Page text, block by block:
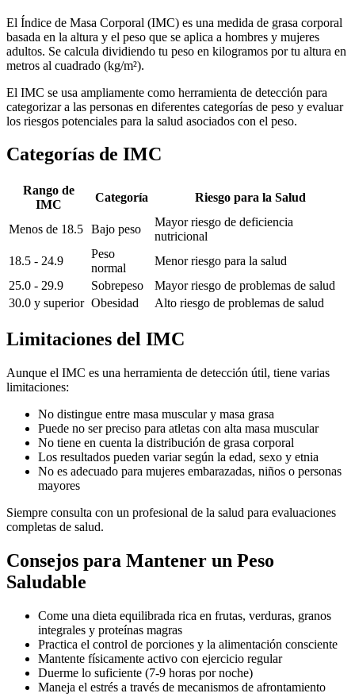
El Índice de Masa Corporal (IMC) es una medida de grasa corporal
basada en la altura y el peso que se aplica a hombres y mujeres
adultos. Se calcula dividiendo tu peso en kilogramos por tu altura en
metros al cuadrado (kg/m²).
El IMC se usa ampliamente como herramienta de detección para
categorizar a las personas en diferentes categorías de peso y evaluar
los riesgos potenciales para la salud asociados con el peso.
Categorías de IMC
Rango de
IMC
Categoría Riesgo para la Salud
Menos de 18.5 Bajo peso
Mayor riesgo de deficiencia
nutricional
18.5 - 24.9
Peso
normal
Menor riesgo para la salud
25.0 - 29.9
Sobrepeso
Mayor riesgo de problemas de salud
30.0 y superior Obesidad Alto riesgo de problemas de salud
Limitaciones del IMC
Aunque el IMC es una herramienta de detección útil, tiene varias
limitaciones:
No distingue entre masa muscular y masa grasa
Puede no ser preciso para atletas con alta masa muscular
No tiene en cuenta la distribución de grasa corporal
Los resultados pueden variar según la edad, sexo y etnia
No es adecuado para mujeres embarazadas, niños o personas
mayores
Siempre consulta con un profesional de la salud para evaluaciones
completas de salud.
Consejos para Mantener un Peso
Saludable
Come una dieta equilibrada rica en frutas, verduras, granos
integrales y proteínas magras
Practica el control de porciones y la alimentación consciente
Mantente físicamente activo con ejercicio regular
Duerme lo suficiente (7-9 horas por noche)
Maneja el estrés a través de mecanismos de afrontamiento